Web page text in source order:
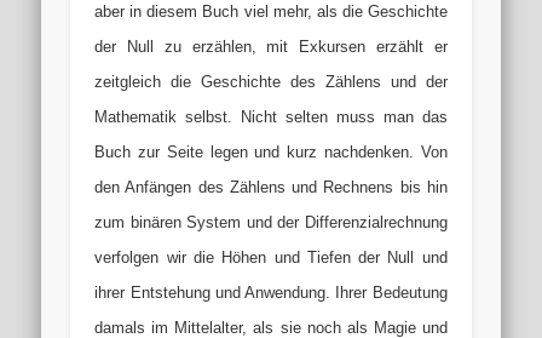
aber in diesem Buch viel mehr, als die Geschichte
der Null zu erzählen, mit Exkursen erzählt er
zeitgleich die Geschichte des Zählens und der
Mathematik selbst. Nicht selten muss man das
Buch zur Seite legen und kurz nachdenken. Von
den Anfängen des Zählens und Rechnens bis hin
zum binären System und der Differenzialrechnung
verfolgen wir die Höhen und Tiefen der Null und
ihrer Entstehung und Anwendung. Ihrer Bedeutung
damals im Mittelalter, als sie noch als Magie und